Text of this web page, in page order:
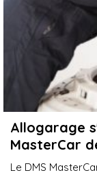
Allogarage
MasterCar
Le DMS